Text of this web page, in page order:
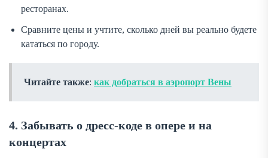
ресторанах.
Сравните цены и учтите, сколько дней вы реально будете
кататься по городу.
Читайте также: как добраться в аэропорт Вены
4. Забывать о дресс-коде в опере и на
концертах